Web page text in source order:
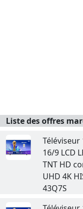
Liste des offres
Téléviseur
16/9 LCD
TNT HD
UHD 4K
43Q7S